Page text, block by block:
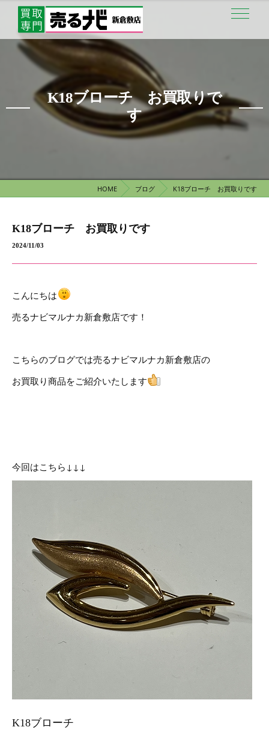
K18ブローチ お買取りで
す
HOME ブログ K18ブローチ お買取りです
K18ブローチ お買取りです
2024/11/03
こんにちは
売るナビマルナカ新倉敷店です！
こちらのブログでは売るナビマルナカ新倉敷店の
お買取り商品をご紹介いたします
今回はこちら↓↓↓
K18ブローチ